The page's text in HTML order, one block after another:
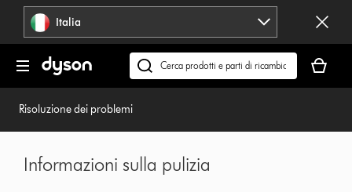
navigazione Italia
Cerca
su
carrello
è
Risoluzione dei problemi
Informazioni sulla pulizia